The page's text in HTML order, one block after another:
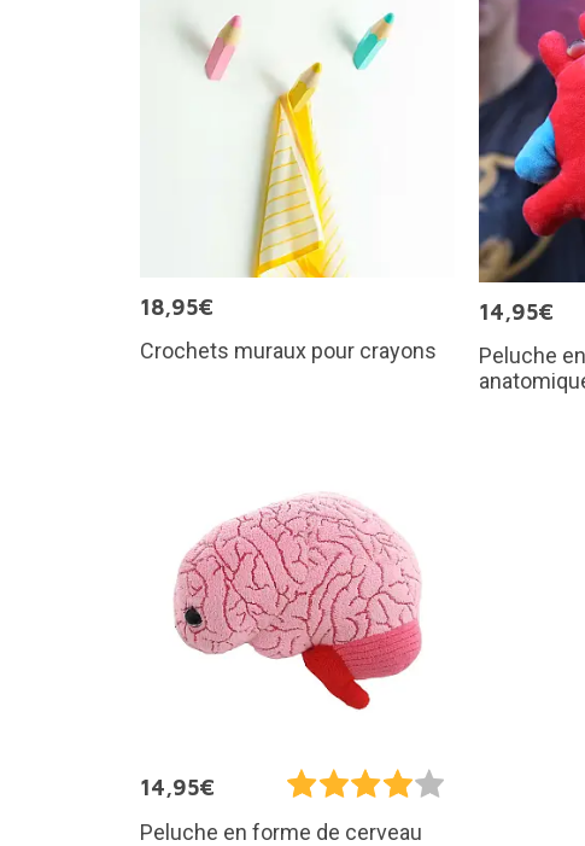
18,95€
Crochets muraux pour crayons
14,95€
Peluche
14,95€
Peluche en forme de cerveau